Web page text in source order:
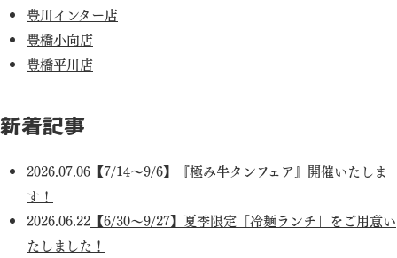
豊川インター店
豊橋小向店
豊橋平川店
新着記事
2026.07.06 【7/14～9/6】『極み牛タンフェア』開催いたしま
す！
2026.06.22 【6/30～9/27】夏季限定「冷麺ランチ」をご用意い
たしました！